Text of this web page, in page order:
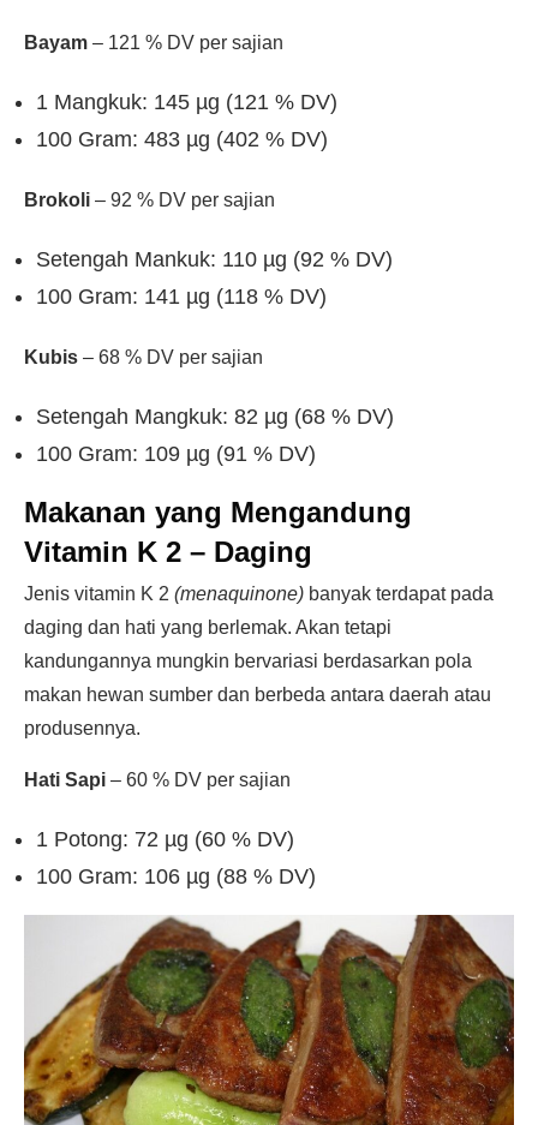
Bayam – 121 % DV per sajian
1 Mangkuk: 145 µg (121 % DV)
100 Gram: 483 µg (402 % DV)
Brokoli – 92 % DV per sajian
Setengah Mankuk: 110 µg (92 % DV)
100 Gram: 141 µg (118 % DV)
Kubis – 68 % DV per sajian
Setengah Mangkuk: 82 µg (68 % DV)
100 Gram: 109 µg (91 % DV)
Makanan yang Mengandung
Vitamin K 2 – Daging
Jenis vitamin K 2 (menaquinone) banyak terdapat pada
daging dan hati yang berlemak. Akan tetapi
kandungannya mungkin bervariasi berdasarkan pola
makan hewan sumber dan berbeda antara daerah atau
produsennya.
Hati Sapi – 60 % DV per sajian
1 Potong: 72 µg (60 % DV)
100 Gram: 106 µg (88 % DV)